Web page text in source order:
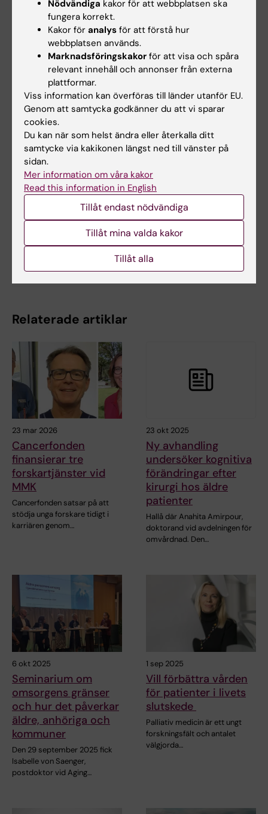
Publikation
Complexity in non-pharmacological
caregiving activities at the end of life: an
international qualitative study.
Lindqvist O, Tishelman C, Hagelin C, Clark J,
Daud M, Dickman A,et al
PLoS Med. 2012 Feb;9(2):e1001173
Tags
Omvårdnad
Webb Admin 2014-06-19
Relaterade artiklar
23 mar 2026
Cancerfonden
finansierar tre
forskartjänster vid
MMK
Cancerfonden satsar på att
stödja unga forskare tidigt i
karriären genom…
23 okt 2025
Ny avhandling
undersöker kognitiva
förändringar efter
kirurgi hos äldre
patienter
Hallå där Anahita Amirpour,
doktorand vid avdelningen för
omvårdnad. Den…
6 okt 2025
Seminarium om
omsorgens gränser
och hur det påverkar
äldre, anhöriga och
kommuner
Den 29 september 2025 fick
Isabelle von Saenger,
postdoktor vid Aging…
1 sep 2025
Vill förbättra vården
för patienter i livets
slutskede
Palliativ medicin är ett ungt
forskningsfält och antalet
välgjorda…
Nödvändiga kakor för att webbplatsen ska
fungera korrekt.
Kakor för analys för att förstå hur
webbplatsen används.
Marknadsföringskakor för att visa och spåra
relevant innehåll och annonser från externa
plattformar.
Viss information kan överföras till länder utanför EU.
Genom att samtycka godkänner du att vi sparar
cookies.
Du kan när som helst ändra eller återkalla ditt
samtycke via kakikonen längst ned till vänster på
sidan.
Mer information om våra kakor
Read this information in English
Tillåt endast nödvändiga
Tillåt mina valda kakor
Tillåt alla